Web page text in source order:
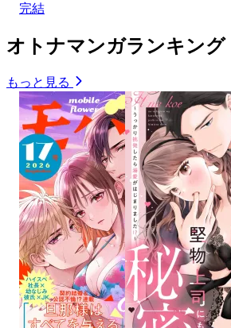
完結
オトナマンガランキング
もっと見る